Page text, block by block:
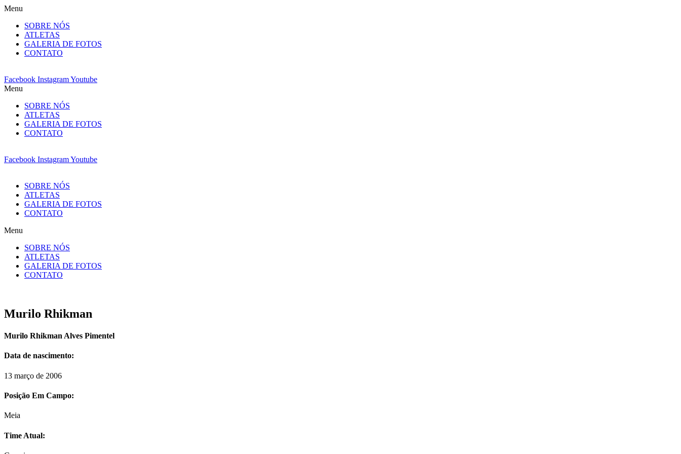
Skip
content
Menu
SOBRE NÓS
ATLETAS
GALERIA DE FOTOS
CONTATO
Facebook InstagramYoutube
Menu
SOBRE NÓS
ATLETAS
GALERIA DE FOTOS
CONTATO
Facebook InstagramYoutube
SOBRE NÓS
ATLETAS
GALERIA DE FOTOS
CONTATO
Menu
SOBRE NÓS
ATLETAS
GALERIA DE FOTOS
CONTATO
Murilo Rhikman
Murilo Rhikman Alves Pimentel
Data de nascimento:
13 março de 2006
Posição Em Campo:
Meia
Time Atual: